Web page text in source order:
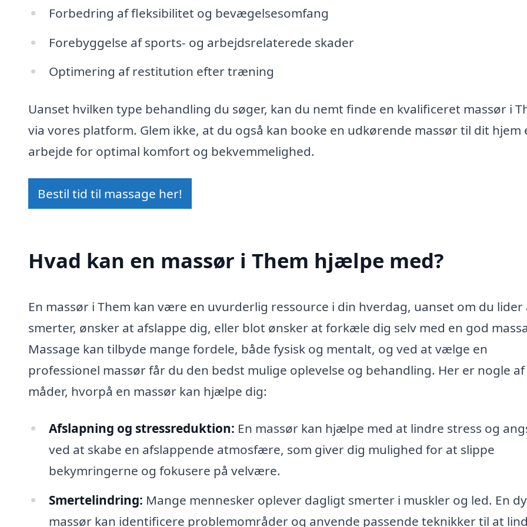
Forbedring af fleksibilitet og bevægelsesomfang
Forebyggelse af sports- og arbejdsrelaterede skader
Optimering af restitution efter træning
Uanset hvilken type behandling du søger, kan du nemt finde en kvalificeret massør i
via vores platform. Glem ikke, at du også kan booke en udkørende massør til dit hjem
arbejde for optimal komfort og bekvemmelighed.
Bestil tid til massage her!
Hvad kan en massør i Them hjælpe med?
En massør i Them kan være en uvurderlig ressource i din hverdag, uanset om du lider
smerter, ønsker at afslappe dig, eller blot ønsker at forkæle dig selv med en god
Massage kan tilbyde mange fordele, både fysisk og mentalt, og ved at vælge en
professionel massør får du den bedst mulige oplevelse og behandling. Her er nogle af
måder, hvorpå en massør kan hjælpe dig:
Afslapning og stressreduktion: En massør kan hjælpe med at lindre stress og
ved at skabe en afslappende atmosfære, som giver dig mulighed for at slippe
bekymringerne og fokusere på velvære.
Smertelindring: Mange mennesker oplever dagligt smerter i muskler og led. En
massør kan identificere problemområder og anvende passende teknikker til at